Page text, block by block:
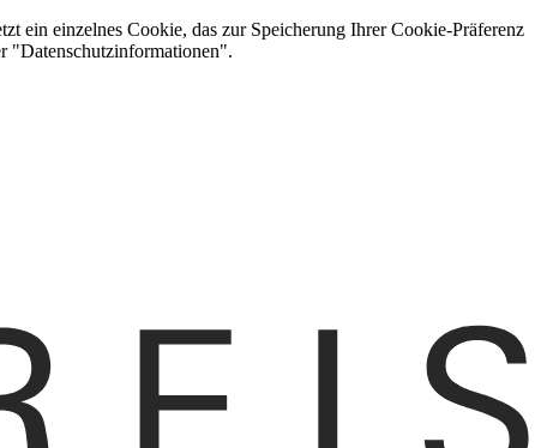
ein einzelnes Cookie, das zur Speicherung Ihrer Cookie-Präferenz
"Datenschutzinformationen".